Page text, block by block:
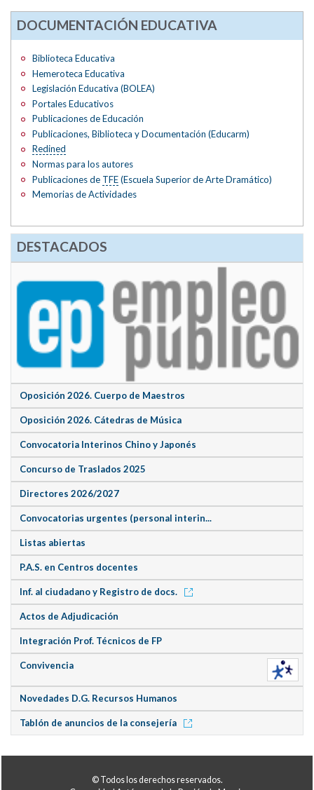
DOCUMENTACIÓN EDUCATIVA
Biblioteca Educativa
Hemeroteca Educativa
Legislación Educativa (BOLEA)
Portales Educativos
Publicaciones de Educación
Publicaciones, Biblioteca y Documentación (Educarm)
Redined
Normas para los autores
Publicaciones de TFE(Escuela Superior de Arte Dramático)
Memorias de Actividades
DESTACADOS
Oposición 2026. Cuerpo de Maestros
Oposición 2026. Cátedras de Música
Convocatoria Interinos Chino y Japonés
Concurso de Traslados 2025
Directores 2026/2027
Convocatorias urgentes (personal interin...
Listas abiertas
P.A.S. en Centros docentes
Inf. al ciudadano y Registro de docs.
Actos de Adjudicación
Integración Prof. Técnicos de FP
Convivencia
Novedades D.G. Recursos Humanos
Tablón de anuncios de la consejería
© Todos los derechos reservados.